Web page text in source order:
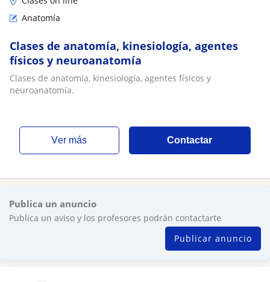
Anatomía
Clases de anatomía, kinesiología, agentes
físicos y neuroanatomía
Clases de anatomía, kinesiología, agentes físicos y
neuroanatomía.
ver más Contactar
Publica un anuncio
Publica un aviso y los profesores podrán contactarte
Publicar anuncio